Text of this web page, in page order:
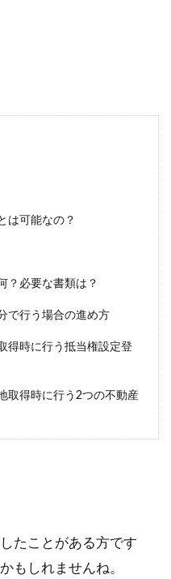
を把握しよう！
げは更新時が多い？！確
定費として考え、生活をやりく
くなる方もいますよね。しか
は可能なの？
？必要な書類は？
で行う場合の進め方
得時に行う抵当権設定登
取得時に行う2つの不動産
たことがある方です
もしれませんね。